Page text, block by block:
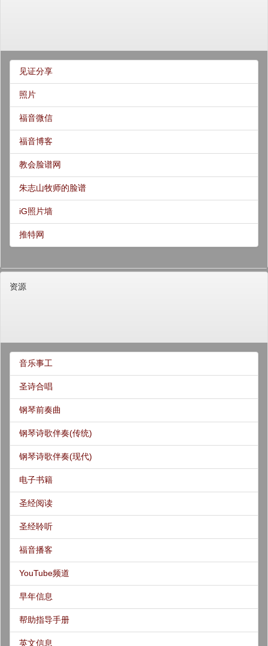
见证分享
照片
福音微信
福音博客
教会脸谱网
朱志山牧师的脸谱
iG照片墙
推特网
资源
音乐事工
圣诗合唱
钢琴前奏曲
钢琴诗歌伴奏(传统)
钢琴诗歌伴奏(现代)
电子书籍
圣经阅读
圣经聆听
福音播客
YouTube频道
早年信息
帮助指导手册
英文信息